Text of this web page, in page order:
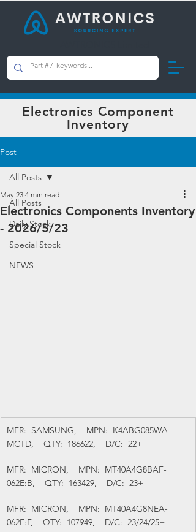
Electronics Component
Inventory
Post
All Posts
Daily Stock
Special Stock
NEWS
All Posts
Electronics Components Inventory
- 2026/5/23
May 23 4 min read
MFR:  SAMSUNG,    MPN:  K4ABG085WA-
MCTD,    QTY:  186622,    D/C:  22+
MFR:  MICRON,    MPN:  MT40A4G8BAF-
062E:B,    QTY:  163429,    D/C:  23+
MFR:  MICRON,    MPN:  MT40A4G8NEA-
062E:F,    QTY:  107949,    D/C:  23/24/25+